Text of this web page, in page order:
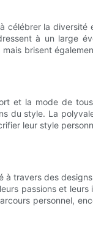
célébrer la
à un large
brisent
et la mode de
du style. La
leur style
à travers des
passions et leurs
personnel,